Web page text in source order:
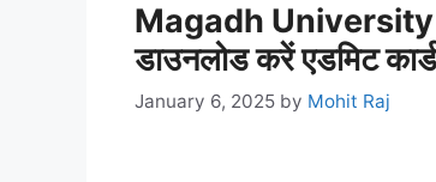
Magadh University
डाउनलोड करें एडमिट कार्ड,
January 6, 2025 by Mohit Raj